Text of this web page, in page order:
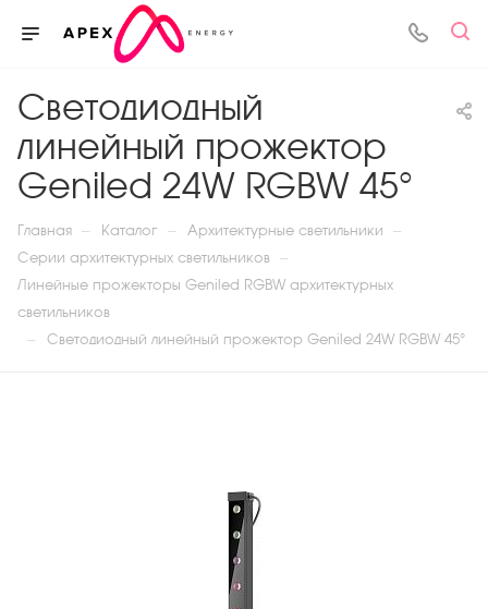
Светодиодный
линейный прожектор
Geniled 24W RGBW 45°
Главная — Каталог — Архитектурные светильники —
Серии архитектурных светильников —
Линейные прожекторы Geniled RGBW архитектурных
светильников
— Светодиодный линейный прожектор Geniled 24W RGBW 45°